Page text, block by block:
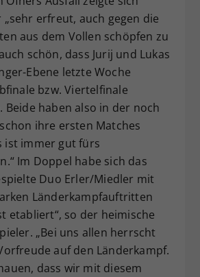
„sehr erfreut, auch gegen die
aus dem Vollen schöpfen zu
schön, dass Jurij und Lukas
Ebene letzte Woche
bzw. Viertelfinale
Beide haben also in der noch
ihre ersten Matches
ist immer gut fürs
Im Doppel habe sich das
Duo Erler/Miedler mit
Länderkampfauftritten
etabliert“, so der heimische
„Bei uns allen herrscht
auf den Länderkampf.
dass wir mit diesem